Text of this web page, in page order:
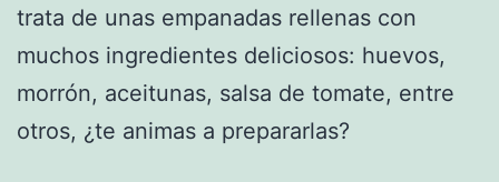
trata de unas empanadas rellenas con
muchos ingredientes deliciosos: huevos,
morrón, aceitunas, salsa de tomate, entre
otros, ¿te animas a prepararlas?